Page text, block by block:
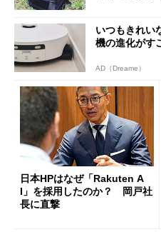
いつもきれい
機の進化がす
AD（Dreame）
日本HPはなぜ「Rakuten A
I」を採用したのか？ 岡戸社
長に直撃